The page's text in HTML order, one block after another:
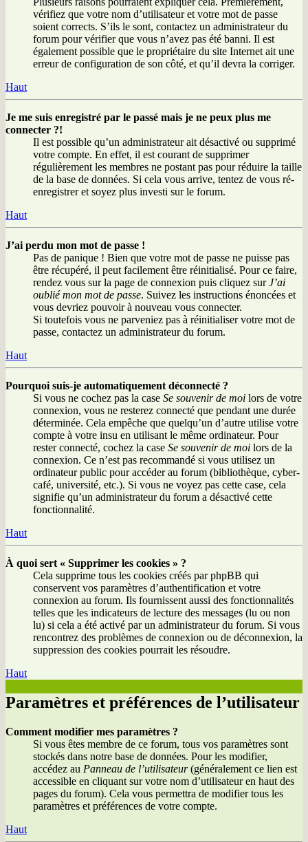
vérifiez que votre nom d’utilisateur et votre mot de passe
soient corrects. S’ils le sont, contactez un administrateur du
forum pour vérifier que vous n’avez pas été banni. Il est
également possible que le propriétaire du site Internet ait une
erreur de configuration de son côté, et qu’il devra la corriger.
Haut
Je me suis enregistré par le passé mais je ne peux plus me
connecter ?!
Il est possible qu’un administrateur ait désactivé ou supprimé
votre compte. En effet, il est courant de supprimer
régulièrement les membres ne postant pas pour réduire la taille
de la base de données. Si cela vous arrive, tentez de vous ré-
enregistrer et soyez plus investi sur le forum.
Haut
J’ai perdu mon mot de passe !
Pas de panique ! Bien que votre mot de passe ne puisse pas
être récupéré, il peut facilement être réinitialisé. Pour ce faire,
rendez vous sur la page de connexion puis cliquez surJ’ai
oublié mon mot de passe. Suivez les instructions énoncées et
vous devriez pouvoir à nouveau vous connecter.
Si toutefois vous ne parveniez pas à réinitialiser votre mot de
passe, contactez un administrateur du forum.
Haut
Pourquoi suis-je automatiquement déconnecté ?
Si vous ne cochez pas la case Se souvenir de moi lors de votre
connexion, vous ne resterez connecté que pendant une durée
déterminée. Cela empêche que quelqu’un d’autre utilise votre
compte à votre insu en utilisant le même ordinateur. Pour
rester connecté, cochez la case Se souvenir de moi lors de la
connexion. Ce n’est pas recommandé si vous utilisez un
ordinateur public pour accéder au forum (bibliothèque, cyber-
café, université, etc.). Si vous ne voyez pas cette case, cela
signifie qu’un administrateur du forum a désactivé cette
fonctionnalité.
Haut
À quoi sert « Supprimer les cookies » ?
Cela supprime tous les cookies créés par phpBB qui
conservent vos paramètres d’authentification et votre
connexion au forum. Ils fournissent aussi des fonctionnalités
telles que les indicateurs de lecture des messages (lu ou non
lu) si cela a été activé par un administrateur du forum. Si vous
rencontrez des problèmes de connexion ou de déconnexion, la
suppression des cookies pourrait les résoudre.
Haut
Paramètres et préférences de l’utilisateur
Comment modifier mes paramètres ?
Si vous êtes membre de ce forum, tous vos paramètres sont
stockés dans notre base de données. Pour les modifier,
accédez au Panneau de l’utilisateur(généralement ce lien est
accessible en cliquant sur votre nom d’utilisateur en haut des
pages du forum). Cela vous permettra de modifier tous les
paramètres et préférences de votre compte.
Haut